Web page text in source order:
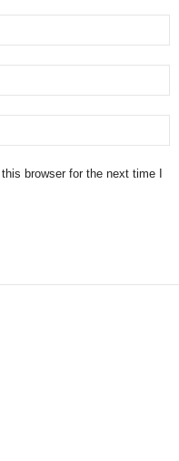
browser for the next time I